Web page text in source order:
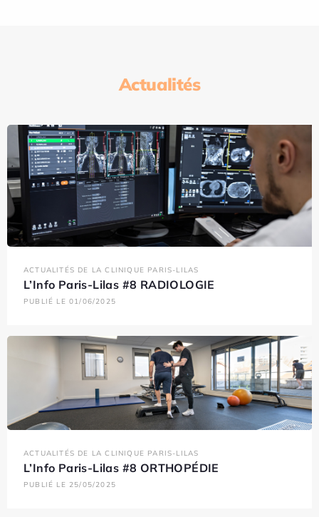
Actualités
ACTUALITÉS DE LA CLINIQUE PARIS-LILAS
L’Info Paris-Lilas #8 RADIOLOGIE
PUBLIÉ LE 01/06/2025
ACTUALITÉS DE LA CLINIQUE PARIS-LILAS
L’Info Paris-Lilas #8 ORTHOPÉDIE
PUBLIÉ LE 25/05/2025